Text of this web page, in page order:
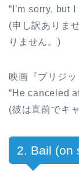
“I’m sorry, but
(申し訳ありま
りません。)
映画『ブリジッ
“He canceled
(彼は直前でキ
2. Bail (on